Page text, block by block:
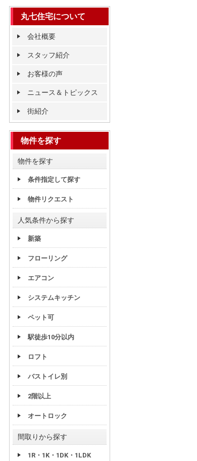
丸七住宅について
会社概要
スタッフ紹介
お客様の声
ニュース＆トピックス
街紹介
物件を探す
物件を探す
条件指定して探す
物件リクエスト
人気条件から探す
新築
フローリング
エアコン
システムキッチン
ペット可
駅徒歩10分以内
ロフト
バストイレ別
2階以上
オートロック
間取りから探す
1R・1K・1DK・1LDK